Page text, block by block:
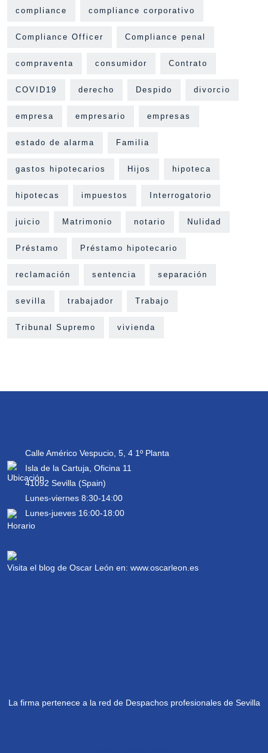
compliance compliance corporativo
Compliance Officer Compliance penal
compraventa consumidor Contrato
COVID19 derecho Despido divorcio
empresa empresario empresas
estado de alarma Familia
gastos hipotecarios Hijos hipoteca
hipotecas impuestos Interrogatorio
juicio Matrimonio notario Nulidad
Préstamo Préstamo hipotecario
reclamación sentencia separación
sevilla trabajador Trabajo
Tribunal Supremo vivienda
Calle Américo Vespucio, 5, 4 1º Planta
Isla de la Cartuja, Oficina 11
41092 Sevilla (Spain)
Lunes-viernes 8:30-14:00
Lunes-jueves 16:00-18:00
Visita el blog de Oscar León en: www.oscarleon.es
La firma pertenece a la red de Despachos profesionales de Sevilla